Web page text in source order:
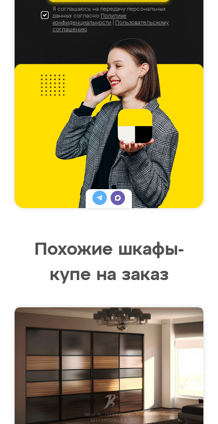
Я соглашаюсь на передачу персональных
данных согласно Политике
конфиденциальности
Пользовательскому
соглашению
Похожие шкафы-
купе на заказ